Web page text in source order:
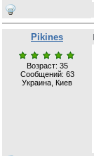
Pikines
Возраст: 35
Сообщений: 63
Украина, Киев